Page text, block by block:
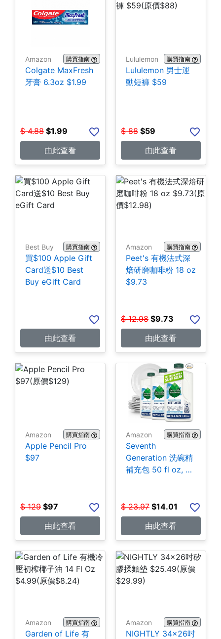
Amazon 購買指南
Colgate MaxFresh
牙膏 6.3oz $1.99
$ 4.88 $1.99
由此查看
Lululemon 購買指南
Lululemon 男士運
動短褲 $59
$ 88 $59
由此查看
Best Buy 購買指南
買$100 Apple Gift
Card送$10 Best
Buy eGift Card
由此查看
Amazon 購買指南
Peet's 有機法式深
焙研磨咖啡粉 18 oz
$9.73
$ 12.98 $9.73
由此查看
Amazon 購買指南
Apple Pencil Pro
$97
$ 129 $97
由此查看
Amazon 購買指南
Seventh
Generation 洗碗精
補充包 50 fl oz, 3
$ 23.97 $14.01
由此查看
Amazon 購買指南
Garden of Life 有
Amazon 購買指南
NIGHTLY 34x26吋